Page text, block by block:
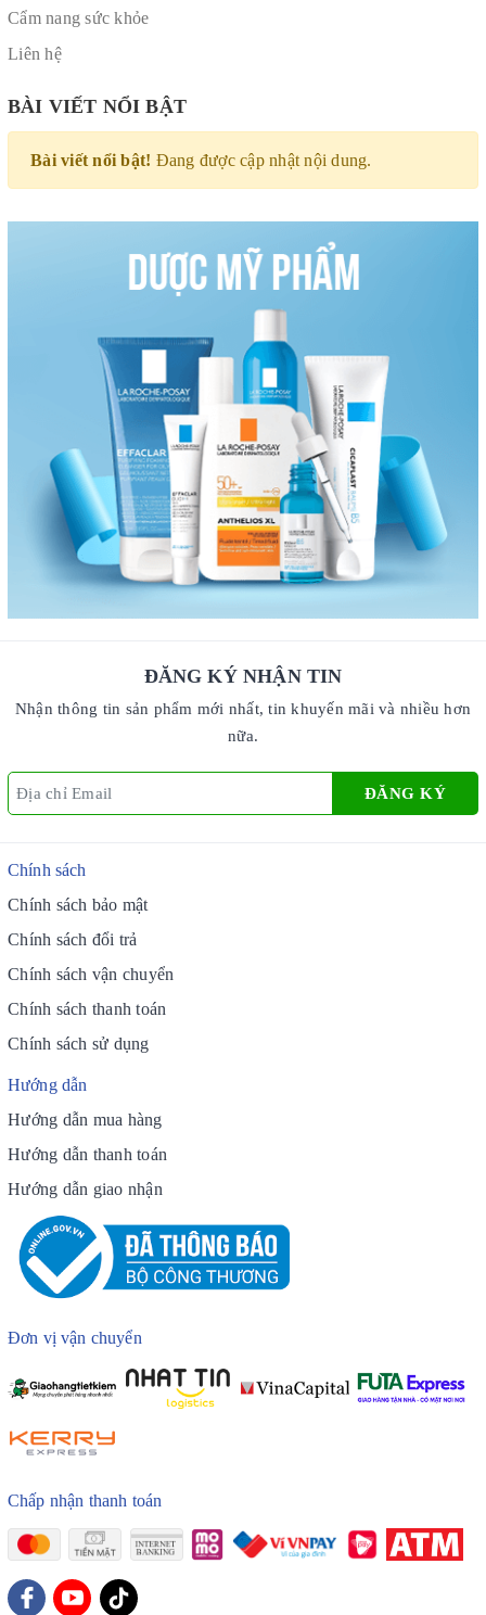
Cẩm nang sức khỏe
Liên hệ
BÀI VIẾT NỔI BẬT
Bài viết nổi bật! Đang được cập nhật nội dung.
ĐĂNG KÝ NHẬN TIN
Nhận thông tin sản phẩm mới nhất, tin khuyến mãi và nhiều hơn
nữa.
ĐĂNG KÝ
Chính sách
Chính sách bảo mật
Chính sách đổi trả
Chính sách vận chuyển
Chính sách thanh toán
Chính sách sử dụng
Hướng dẫn
Hướng dẫn mua hàng
Hướng dẫn thanh toán
Hướng dẫn giao nhận
Đơn vị vận chuyển
Chấp nhận thanh toán